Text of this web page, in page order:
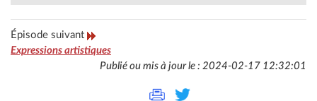
Épisode suivant
Expressions artistiques
Publié ou mis à jour le : 2024-02-17 12:32:01